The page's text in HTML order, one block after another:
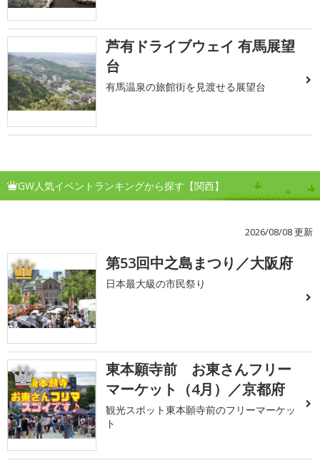
芦有ドライブウェイ 有馬展望
台
有馬温泉の旅館街を見渡せる展望台
GW人気イベントランキングから探す【関西】
2026/08/08 更新
1 第53回中之島まつり／大阪府
日本最大級の市民祭り
2
東本願寺前 お東さんフリー
マーケット（4月）／京都府
観光スポット東本願寺前のフリーマーケッ
ト